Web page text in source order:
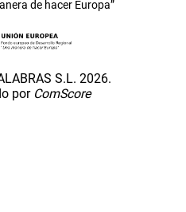
de hacer Europa”
S.L. 2026.
por ComScore